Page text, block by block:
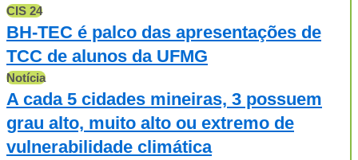
CIS 24
BH-TEC é palco das apresentações de
TCC de alunos da UFMG
Notícia
A cada 5 cidades mineiras, 3 possuem
grau alto, muito alto ou extremo de
vulnerabilidade climática